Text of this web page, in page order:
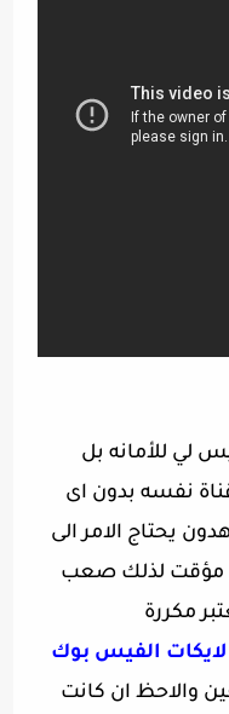
لي للأمانه بل
نفسه بدون اى
يحتاج الامر الى
مؤقت لذلك صعب
لايكات الفيس بوك
والاحظ ان كانت